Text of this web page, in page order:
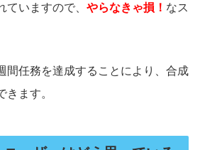
ていますので、 やらなきゃ損！ なス
間任務を達成することにより、合成
きます。